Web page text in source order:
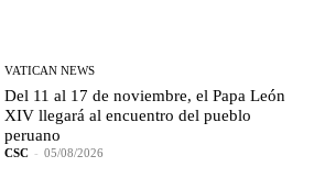
VATICAN NEWS
Del 11 al 17 de noviembre, el Papa León
XIV llegará al encuentro del pueblo
peruano
CSC - 05/08/2026